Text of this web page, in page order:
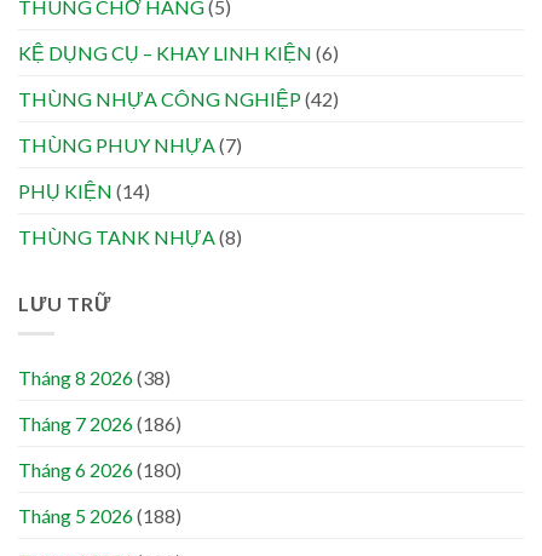
THÙNG CHỞ HÀNG(5)
KỆ DỤNG CỤ – KHAY LINH KIỆN (6)
THÙNG NHỰA CÔNG NGHIỆP(42)
THÙNG PHUY NHỰA(7)
PHỤ KIỆN (14)
THÙNG TANK NHỰA(8)
LƯU TRỮ
Tháng 8 2026(38)
Tháng 7 2026(186)
Tháng 6 2026(180)
Tháng 5 2026(188)